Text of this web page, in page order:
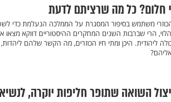
חלום? כל מה שרציתם לדעת
שספר הכוזרי משתמש בסיפור המסגרת על הממלכה הנעלמת כדי
הרי שברבות השנים המחקרים ההיסטוריים דווקא מצאו
ליהודית. היכן ומתי חיו הכוזרים, מה הקשר שלהם ליהדות,
השואה שתופר חליפות יוקרה,